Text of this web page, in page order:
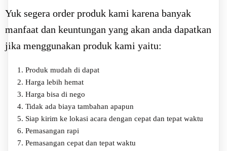
Yuk segera order produk kami karena banyak
manfaat dan keuntungan yang akan anda dapatkan
jika menggunakan produk kami yaitu:
Produk mudah di dapat
Harga lebih hemat
Harga bisa di nego
Tidak ada biaya tambahan apapun
Siap kirim ke lokasi acara dengan cepat dan tepat waktu
Pemasangan rapi
Pemasangan cepat dan tepat waktu